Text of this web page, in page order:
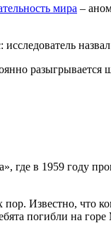
мира –
где в 1959 году
Известно, что
погибли на горе